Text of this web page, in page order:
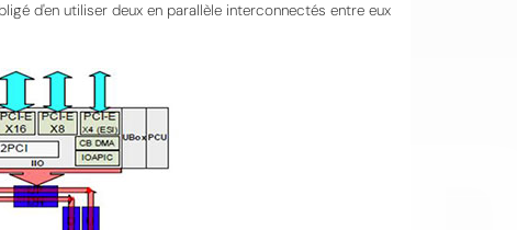
d'en utiliser deux en parallèle interconnectés entre eux